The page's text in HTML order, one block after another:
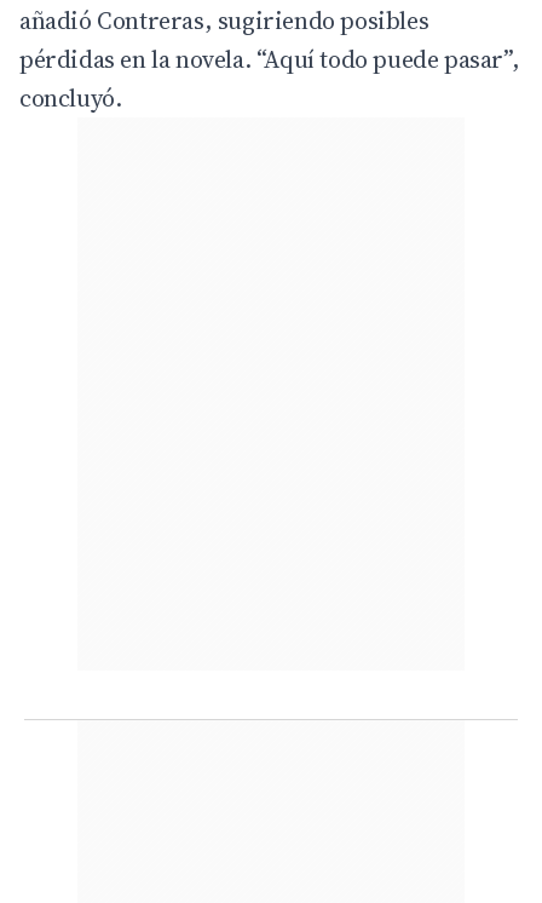
añadió Contreras, sugiriendo posibles
pérdidas en la novela. “Aquí todo puede pasar”,
concluyó.